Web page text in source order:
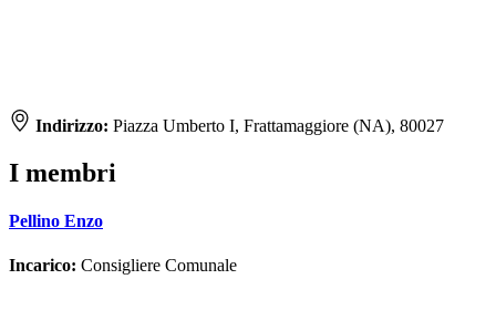
Indirizzo: Piazza Umberto I, Frattamaggiore (NA), 80027
I membri
Pellino Enzo
Incarico: Consigliere Comunale